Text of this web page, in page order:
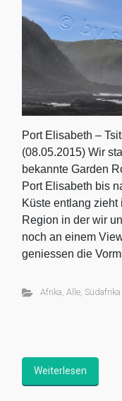
Port Elisabeth –
(08.05.2015) Wir
bekannte Garden
Port Elisabeth bis
Küste entlang
Region in der wir
noch an einem
geniessen die
Afrika Alle, Südafrika
Weiterlesen